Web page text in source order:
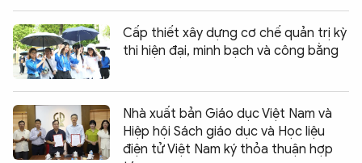
Cấp thiết xây dựng cơ chế quản trị kỳ
thi hiện đại, minh bạch và công bằng
Nhà xuất bản Giáo dục Việt Nam và
Hiệp hội Sách giáo dục và Học liệu
điện tử Việt Nam ký thỏa thuận hợp